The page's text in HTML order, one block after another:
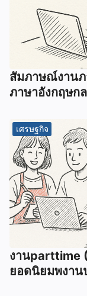
สัมภาษณ์งาน
ภาษาอังกฤษก
เศรษฐกิจ
งานparttime
ยอดนิยมพงาน